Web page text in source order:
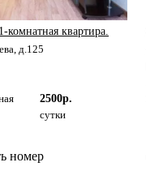
комнатная квартира.
д.125
2500р.
сутки
номер